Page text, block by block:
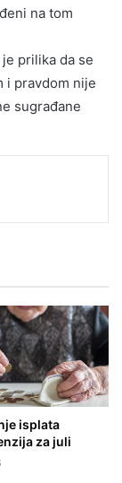
na tom
prilika da se
i pravdom nije
sugrađane
isplata
za juli